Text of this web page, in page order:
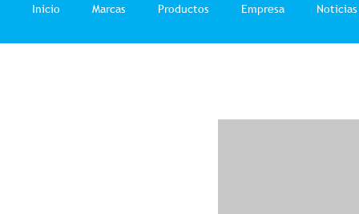
Inicio Marcas Productos Empresa Noticias